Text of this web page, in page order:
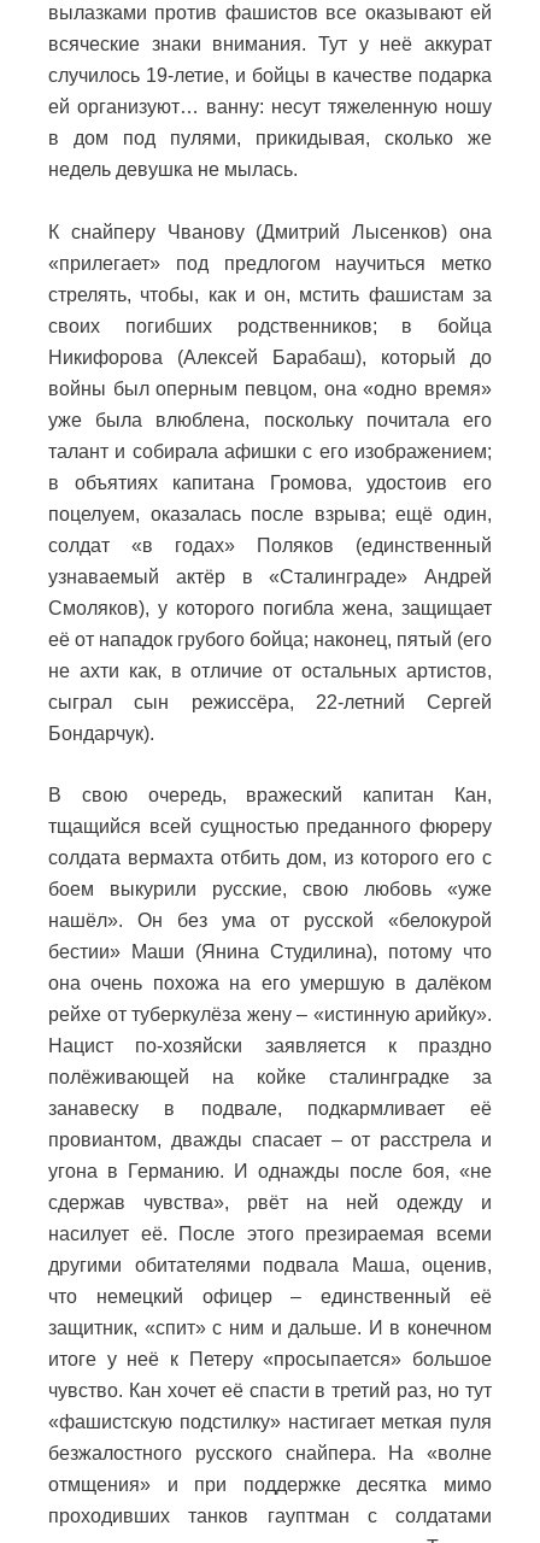
вылазками против фашистов все оказывают ей
всяческие знаки внимания. Тут у неё аккурат
случилось 19-летие, и бойцы в качестве подарка
ей организуют… ванну: несут тяжеленную ношу
в дом под пулями, прикидывая, сколько же
недель девушка не мылась.
К снайперу Чванову (Дмитрий Лысенков) она
«прилегает» под предлогом научиться метко
стрелять, чтобы, как и он, мстить фашистам за
своих погибших родственников; в бойца
Никифорова (Алексей Барабаш), который до
войны был оперным певцом, она «одно время»
уже была влюблена, поскольку почитала его
талант и собирала афишки с его изображением;
в объятиях капитана Громова, удостоив его
поцелуем, оказалась после взрыва; ещё один,
солдат «в годах» Поляков (единственный
узнаваемый актёр в «Сталинграде» Андрей
Смоляков), у которого погибла жена, защищает
её от нападок грубого бойца; наконец, пятый (его
не ахти как, в отличие от остальных артистов,
сыграл сын режиссёра, 22-летний Сергей
Бондарчук).
В свою очередь, вражеский капитан Кан,
тщащийся всей сущностью преданного фюреру
солдата вермахта отбить дом, из которого его с
боем выкурили русские, свою любовь «уже
нашёл». Он без ума от русской «белокурой
бестии» Маши (Янина Студилина), потому что
она очень похожа на его умершую в далёком
рейхе от туберкулёза жену – «истинную арийку».
Нацист по-хозяйски заявляется к праздно
полёживающей на койке сталинградке за
занавеску в подвале, подкармливает её
провиантом, дважды спасает – от расстрела и
угона в Германию. И однажды после боя, «не
сдержав чувства», рвёт на ней одежду и
насилует её. После этого презираемая всеми
другими обитателями подвала Маша, оценив,
что немецкий офицер – единственный её
защитник, «спит» с ним и дальше. И в конечном
итоге у неё к Петеру «просыпается» большое
чувство. Кан хочет её спасти в третий раз, но тут
«фашистскую подстилку» настигает меткая пуля
безжалостного русского снайпера. На «волне
отмщения» и при поддержке десятка мимо
проходивших танков гауптман с солдатами